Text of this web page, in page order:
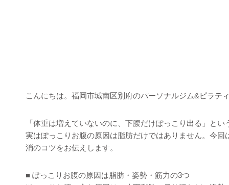
こんにちは。福岡市城南区別府のパーソナルジム&ピラテ
「体重は増えていないのに、下腹だけぽっこり出る」と
実はぽっこりお腹の原因は脂肪だけではありません。今
消のコツをお伝えします。
■ ぽっこりお腹の原因は脂肪・姿勢・筋力の3つ